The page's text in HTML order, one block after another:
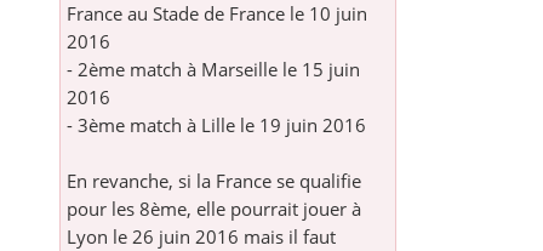
France au Stade de France le 10 juin
2016
- 2ème match à Marseille le 15 juin
2016
- 3ème match à Lille le 19 juin 2016
En revanche, si la France se qualifie
pour les 8ème, elle pourrait jouer à
Lyon le 26 juin 2016 mais il faut